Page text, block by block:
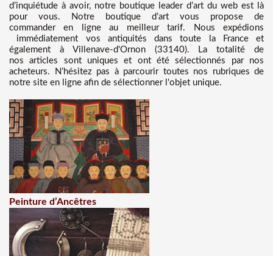
d’inquiétude à avoir, notre boutique leader d’art du web est là
pour vous. Notre boutique d’art vous propose de
commander en ligne au meilleur tarif. Nousexpédions
immédiatement vos antiquités dans toute la France et
également à Villenave-d'Ornon (33140). La totalité de
nos articles sont uniques et ont été sélectionnés par nos
acheteurs. N’hésitez pas à parcourir toutes nos rubriques de
notre site en ligne afin de sélectionner l'objet unique.
Peinture d’Ancêtres